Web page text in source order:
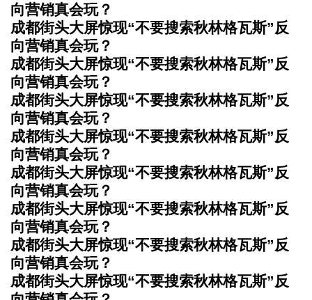
向营销真会玩？
成都街头大屏惊现“不要搜索秋林格瓦斯”反
向营销真会玩？
成都街头大屏惊现“不要搜索秋林格瓦斯”反
向营销真会玩？
成都街头大屏惊现“不要搜索秋林格瓦斯”反
向营销真会玩？
成都街头大屏惊现“不要搜索秋林格瓦斯”反
向营销真会玩？
成都街头大屏惊现“不要搜索秋林格瓦斯”反
向营销真会玩？
成都街头大屏惊现“不要搜索秋林格瓦斯”反
向营销真会玩？
成都街头大屏惊现“不要搜索秋林格瓦斯”反
向营销真会玩？
成都街头大屏惊现“不要搜索秋林格瓦斯”反